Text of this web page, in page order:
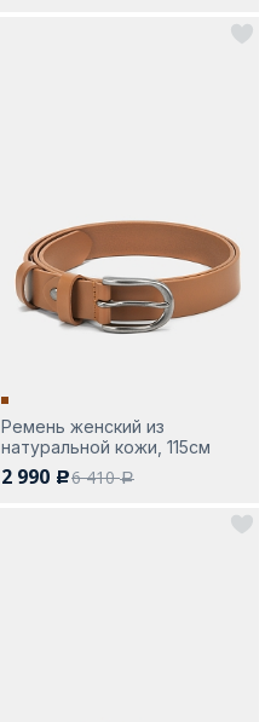
Ремень женский из
натуральной кожи, 115см
2 990 c6 410a